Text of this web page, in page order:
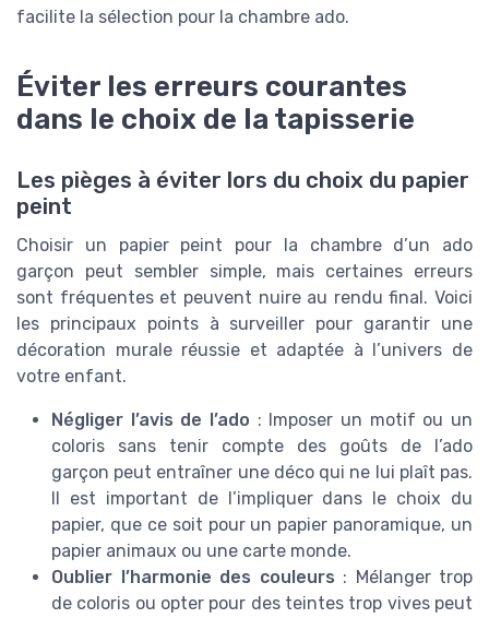
facilite la sélection pour la chambre ado.
Éviter les erreurs courantes
dans le choix de la tapisserie
Les pièges à éviter lors du choix du papier
peint
Choisir un papier peint pour la chambre d’un ado
garçon peut sembler simple, mais certaines erreurs
sont fréquentes et peuvent nuire au rendu final. Voici
les principaux points à surveiller pour garantir une
décoration murale réussie et adaptée à l’univers de
votre enfant.
Négliger l’avis de l’ado : Imposer un motif ou un
coloris sans tenir compte des goûts de l’ado
garçon peut entraîner une déco qui ne lui plaît pas.
Il est important de l’impliquer dans le choix du
papier, que ce soit pour un papier panoramique, un
papier animaux ou une carte monde.
Oublier l’harmonie des couleurs : Mélanger trop
de coloris ou opter pour des teintes trop vives peut